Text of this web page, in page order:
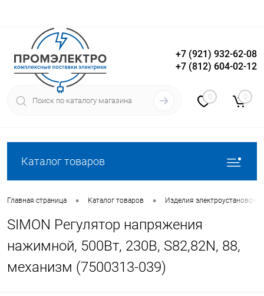
Вход Регистрация
+7 (921) 932-62-08
+7 (812) 604-02-12
0 0
Каталог товаров
Главная страница • Каталог товаров • Изделия
SIMON Регулятор напряжения
нажимной, 500Вт, 230В, S82,82N, 88,
механизм (7500313-039)